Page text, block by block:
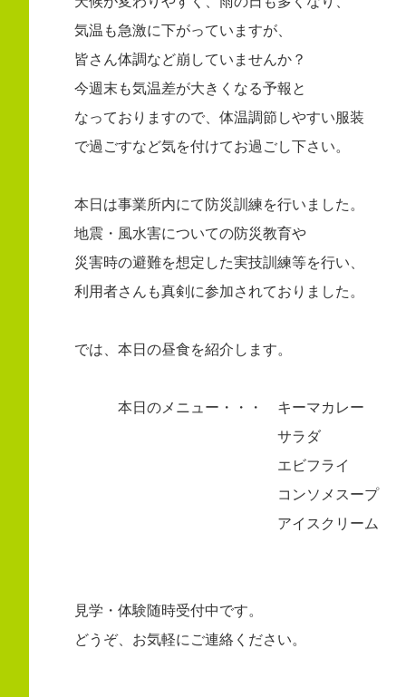
気温も急激に下がっていますが、
皆さん体調など崩していませんか？
今週末も気温差が大きくなる予報と
なっておりますので、体温調節しやすい服装
で過ごすなど気を付けてお過ごし下さい。
本日は事業所内にて防災訓練を行いました。
地震・風水害についての防災教育や
災害時の避難を想定した実技訓練等を行い、
利用者さんも真剣に参加されておりました。
では、本日の昼食を紹介します。
本日のメニュー・・・ キーマカレー
サラダ
エビフライ
コンソメスープ
アイスクリーム
見学・体験随時受付中です。
どうぞ、お気軽にご連絡ください。